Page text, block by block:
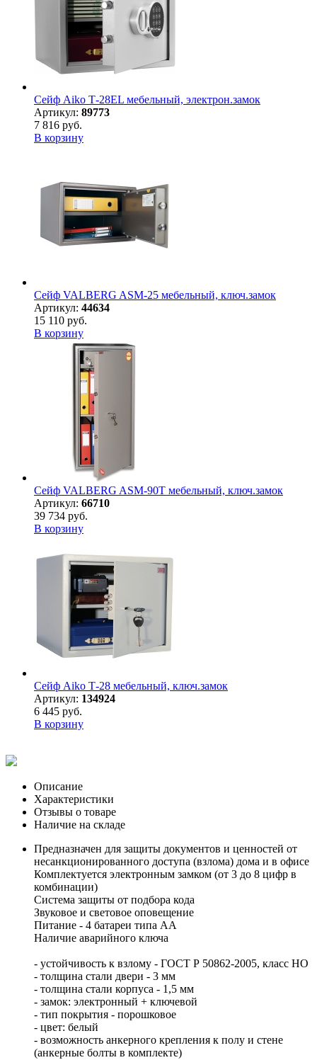
Сейф Aiko Т-28EL мебельный, электрон.замок
Артикул: 89773
7 816 руб.
В корзину
Сейф VALBERG ASM-25 мебельный, ключ.замок
Артикул: 44634
15 110 руб.
В корзину
Сейф VALBERG ASM-90Т мебельный, ключ.замок
Артикул: 66710
39 734 руб.
В корзину
Сейф Aiko Т-28 мебельный, ключ.замок
Артикул: 134924
6 445 руб.
В корзину
Описание
Характеристики
Отзывы о товаре
Наличие на складе
Предназначен для защиты документов и ценностей от
несанкционированного доступа (взлома) дома и в офисе
Комплектуется электронным замком (от 3 до 8 цифр в
комбинации)
Система защиты от подбора кода
Звуковое и световое оповещение
Питание - 4 батареи типа АА
Наличие аварийного ключа
- устойчивость к взлому - ГОСТ Р 50862-2005, класс НО
- толщина стали двери - 3 мм
- толщина стали корпуса - 1,5 мм
- замок: электронный + ключевой
- тип покрытия - порошковое
- цвет: белый
- возможность анкерного крепления к полу и стене
(анкерные болты в комплекте)